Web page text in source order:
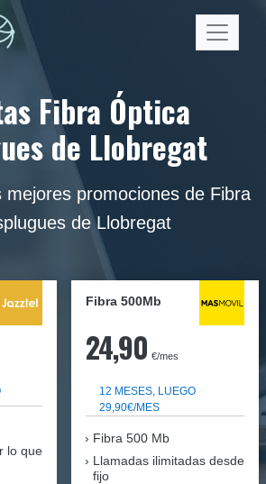
Fibra Óptica
de Llobregat
mejores promociones de Fibra
de Llobregat
lo que
Fibra 500Mb
24,90 €/mes
12 MESES, LUEGO
29,90€/MES
Fibra 500 Mb
Llamadas ilimitadas desde
fijo